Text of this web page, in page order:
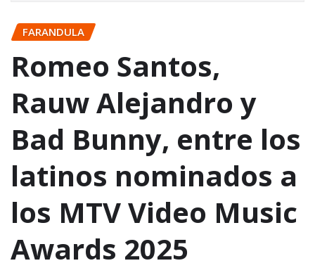
FARANDULA
Romeo Santos,
Rauw Alejandro y
Bad Bunny, entre los
latinos nominados a
los MTV Video Music
Awards 2025